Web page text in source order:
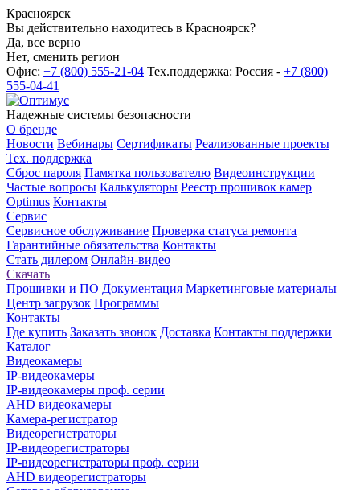
Красноярск
Вы действительно находитесь в Красноярск?
Да, все верно
Нет, сменить регион
Офис: +7 (800) 555-21-04 Тех.поддержка: Россия - +7 (800)
555-04-41
Надежные системы безопасности
О бренде
Новости Вебинары Сертификаты Реализованные проекты
Тех. поддержка
Сброс пароля Памятка пользователю Видеоинструкции
Частые вопросы Калькуляторы Реестр прошивок камер
Optimus Контакты
Сервис
Сервисное обслуживание Проверка статуса ремонта
Гарантийные обязательства Контакты
Стать дилером Онлайн-видео
Скачать
Прошивки и ПО Документация Маркетинговые материалы
Центр загрузок Программы
Контакты
Где купить Заказать звонок Доставка Контакты поддержки
Каталог
Видеокамеры
IP-видеокамеры
IP-видеокамеры проф. серии
AHD видеокамеры
Камера-регистратор
Видеорегистраторы
IP-видеорегистраторы
IP-видеорегистраторы проф. серии
AHD видеорегистраторы